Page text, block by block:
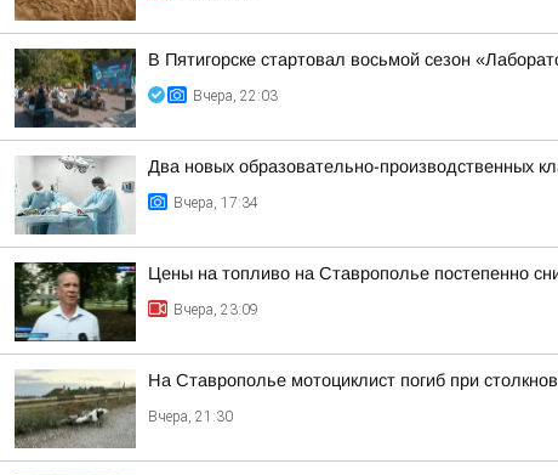
В Пятигорске стартовал восьмой сезон
Вчера, 22:03
Два новых образовательно-производственных
Вчера, 17:34
Цены на топливо на Ставрополье постепенно
Вчера, 23:09
На Ставрополье мотоциклист погиб при
Вчера, 21:30